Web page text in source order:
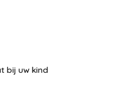
bij uw kind